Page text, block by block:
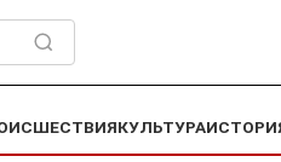
КУЛЬТУРА